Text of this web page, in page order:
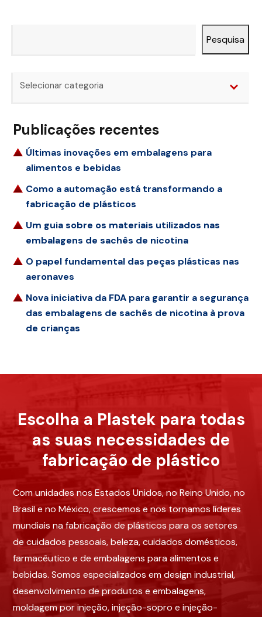
Pesquisa
Selecionar categoria
Publicações recentes
Últimas inovações em embalagens para
alimentos e bebidas
Como a automação está transformando a
fabricação de plásticos
Um guia sobre os materiais utilizados nas
embalagens de sachês de nicotina
O papel fundamental das peças plásticas nas
aeronaves
Nova iniciativa da FDA para garantir a segurança
das embalagens de sachês de nicotina à prova
de crianças
Escolha a Plastek para todas
as suas necessidades de
fabricação de plástico
Com unidades nos Estados Unidos, no Reino Unido, no
Brasil e no México, crescemos e nos tornamos líderes
mundiais na fabricação de plásticos para os setores
de cuidados pessoais, beleza, cuidados domésticos,
farmacêutico e de embalagens para alimentos e
bebidas. Somos especializados em design industrial,
desenvolvimento de produtos e embalagens,
moldagem por injeção, injeção-sopro e injeção-